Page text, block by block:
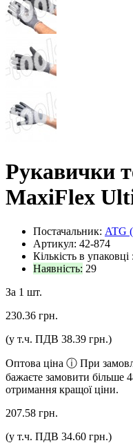
Рукавички
MaxiFlex
Постачальник: ATG
Артикул: 42-874
Кількість в упаковці :
Наявність: 29
За 1 шт.
230.36 грн.
(у т.ч. ПДВ 38.39 грн.)
Оптова ціна ⓘ При
бажаєте замовити більше
отримання кращої ціни.
207.58 грн.
(у т.ч. ПДВ 34.60 грн.)